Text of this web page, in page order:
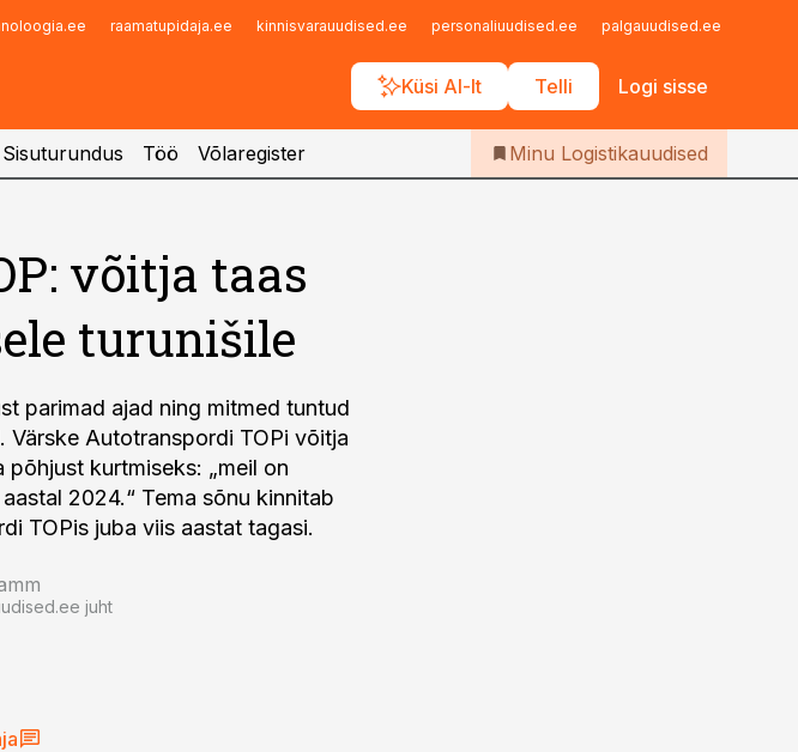
raamatupidaja.ee kinnisvarauudised.ee personaliuudised.ee palgauudised.ee
Küsi AI-lt Telli Logi sisse
Iseteenindus
Telli Logistikauudised
Sisuturundus Töö Võlaregister Minu Logistikauudised
võitja taas
turunišile
parimad ajad ning mitmed tuntud
Autotranspordi TOPi võitja
kurtmiseks: „meil on
2024.“ Tema sõnu kinnitab
TOPis juba viis aastat tagasi.
juht